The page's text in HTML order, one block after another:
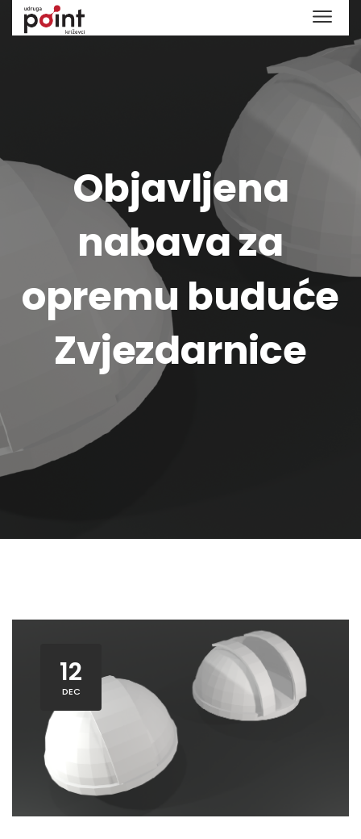
Objavljena
nabava za
opremu buduće
Zvjezdarnice
12
DEC